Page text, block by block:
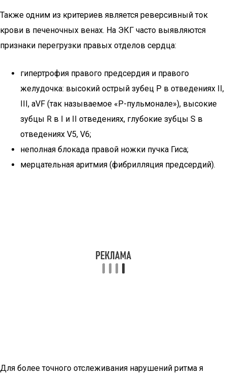
Также одним из критериев является реверсивный ток
крови в печеночных венах. На ЭКГ часто выявляются
признаки перегрузки правых отделов сердца:
гипертрофия правого предсердия и правого
желудочка: высокий острый зубец P в отведениях II,
III, aVF (так называемое «P-пульмонале»), высокие
зубцы R в I и II отведениях, глубокие зубцы S в
отведениях V5, V6;
неполная блокада правой ножки пучка Гиса;
мерцательная аритмия (фибрилляция предсердий).
Для более точного отслеживания нарушений ритма я